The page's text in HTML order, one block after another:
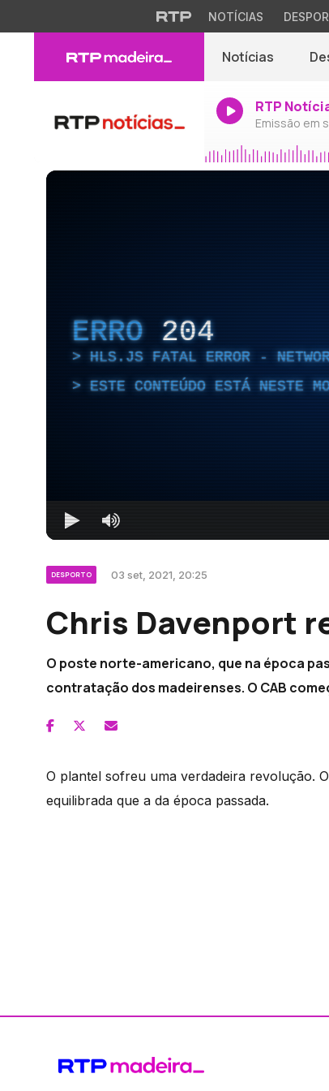
NOTÍCIAS
Notícias
RTP
Emissão em
ERRO 204
HLS.JS FATAL ERROR -
ESTE CONTEÚDO ESTÁ NESTE
DESPORTO 03 set, 2021, 20:25
Chris Davenport
O poste norte-americano, que na época
contratação dos madeirenses. O CAB
O plantel sofreu uma verdadeira revolução.
equilibrada que a da época passada.